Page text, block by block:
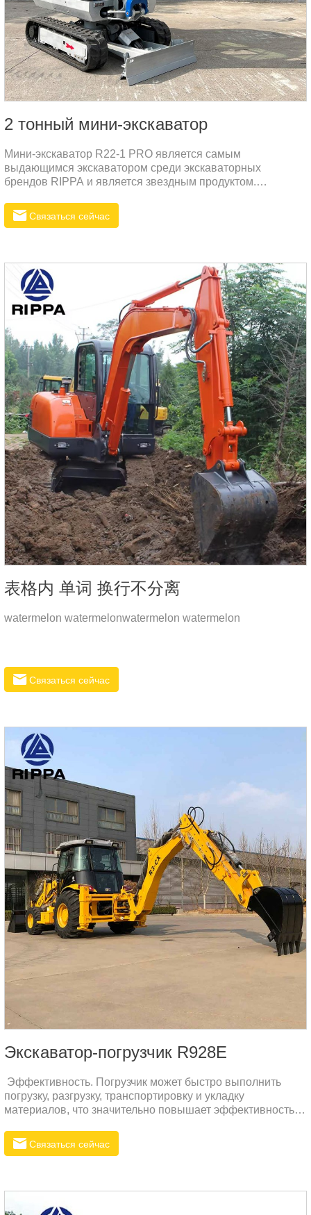
2 тонный мини-экскаватор
Мини-экскаватор R22-1 PRO является самым
выдающимся экскаватором среди экскаваторных
брендов RIPPA и является звездным продуктом.
превосходны и красивы. R22-1PRO имеет гладкий
внешний вид и эффективную конструкцию
экономичности, низкой вибрации, низкого шума и
большей защиты окружающей среды.
Связаться сейчас
表格内 单词 换行不分离
watermelon watermelonwatermelon watermelon
Связаться сейчас
Экскаватор-погрузчик R928E
Эффективность. Погрузчик может быстро выполнить
погрузку, разгрузку, транспортировку и укладку
материалов, что значительно повышает эффективность
характеристики обеспечивают эффективную работу в
различных условиях работы.2. Универсальность:
грейферы и т. д., которые можно быстро заменить в
соответствии с различными эксплуатационными
Связаться сейчас